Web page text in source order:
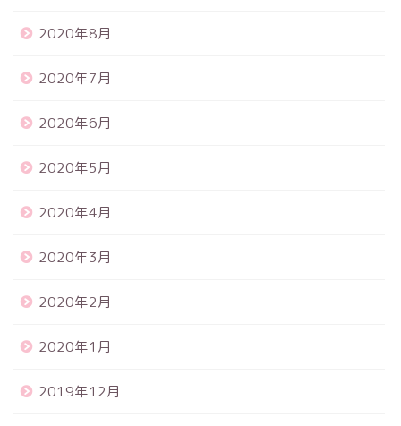
2020年8月
2020年7月
2020年6月
2020年5月
2020年4月
2020年3月
2020年2月
2020年1月
2019年12月